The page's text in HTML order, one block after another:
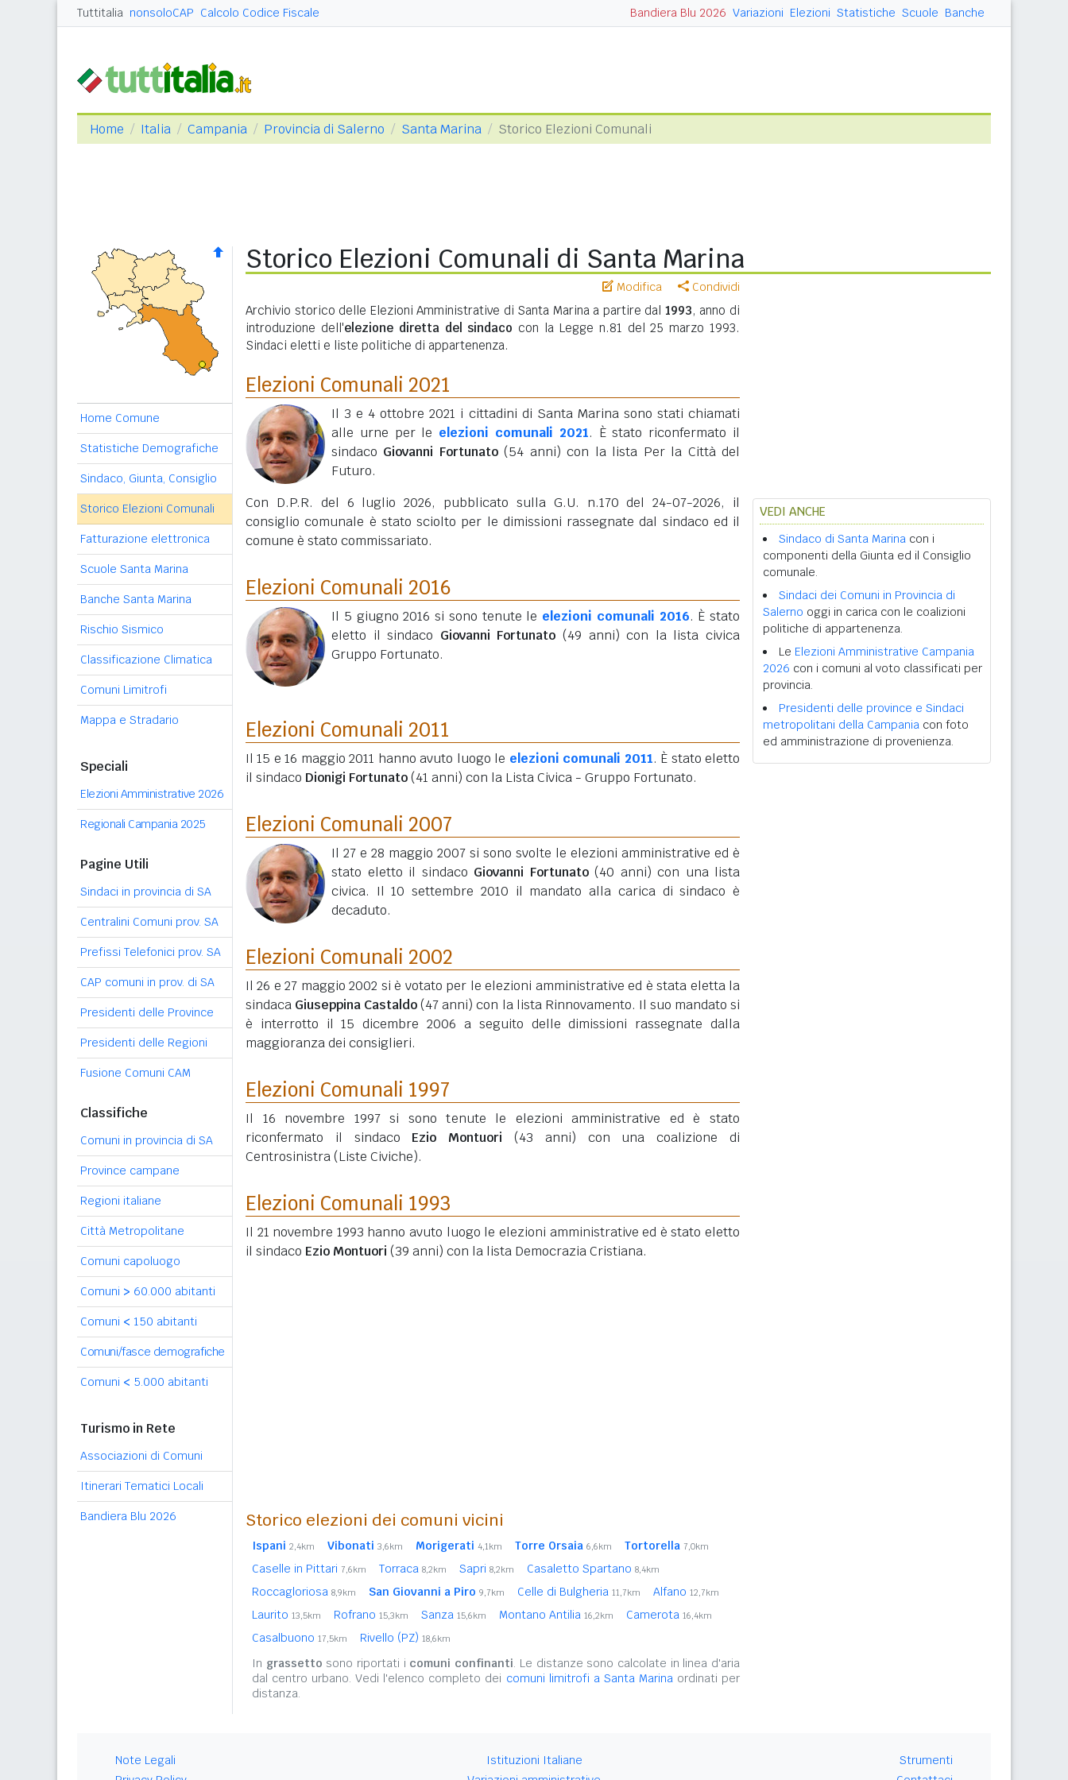
Tuttitalia nonsoloCAP Calcolo Codice Fiscale Bandiera Blu 2026 Variazioni Elezioni Statistiche Scuole Banche
Home Italia Campania Provincia di Salerno Santa Marina Storico Elezioni Comunali
Home Comune
Statistiche Demografiche
Sindaco, Giunta, Consiglio
Storico Elezioni Comunali
Fatturazione elettronica
Scuole Santa Marina
Banche Santa Marina
Rischio Sismico
Classificazione Climatica
Comuni Limitrofi
Mappa e Stradario
Speciali
Elezioni Amministrative 2026
Regionali Campania 2025
Pagine Utili
Sindaci in provincia di SA
Centralini Comuni prov. SA
Prefissi Telefonici prov. SA
CAP comuni in prov. di SA
Presidenti delle Province
Presidenti delle Regioni
Fusione Comuni CAM
Classifiche
Comuni in provincia di SA
Province campane
Regioni italiane
Città Metropolitane
Comuni capoluogo
Comuni > 60.000 abitanti
Comuni < 150 abitanti
Comuni/fasce demografiche
Comuni < 5.000 abitanti
Turismo in Rete
Associazioni di Comuni
Itinerari Tematici Locali
Bandiera Blu 2026
Storico Elezioni Comunali di Santa Marina
Modifica Condividi
Archivio storico delle Elezioni Amministrative di Santa Marina a partire dal 1993, anno di
introduzione dell'elezione diretta del sindaco con la Legge n.81 del 25 marzo 1993.
Sindaci eletti e liste politiche di appartenenza.
Elezioni Comunali 2021
Il 3 e 4 ottobre 2021 i cittadini di Santa Marina sono stati chiamati
alle urne per le elezioni comunali 2021. È stato riconfermato il
sindaco Giovanni Fortunato (54 anni) con la lista Per la Città del
Futuro.
Con D.P.R. del 6 luglio 2026, pubblicato sulla G.U. n.170 del 24-07-2026, il
consiglio comunale è stato sciolto per le dimissioni rassegnate dal sindaco ed il
comune è stato commissariato.
Elezioni Comunali 2016
Il 5 giugno 2016 si sono tenute le elezioni comunali 2016. È stato
eletto il sindaco Giovanni Fortunato (49 anni) con la lista civica
Gruppo Fortunato.
Elezioni Comunali 2011
Il 15 e 16 maggio 2011 hanno avuto luogo le elezioni comunali 2011. È stato eletto
il sindaco Dionigi Fortunato(41 anni) con la Lista Civica - Gruppo Fortunato.
Elezioni Comunali 2007
Il 27 e 28 maggio 2007 si sono svolte le elezioni amministrative ed è
stato eletto il sindaco Giovanni Fortunato (40 anni) con una lista
civica. Il 10 settembre 2010 il mandato alla carica di sindaco è
decaduto.
Elezioni Comunali 2002
Il 26 e 27 maggio 2002 si è votato per le elezioni amministrative ed è stata eletta la
sindaca Giuseppina Castaldo (47 anni) con la lista Rinnovamento. Il suo mandato si
è interrotto il 15 dicembre 2006 a seguito delle dimissioni rassegnate dalla
maggioranza dei consiglieri.
Elezioni Comunali 1997
Il 16 novembre 1997 si sono tenute le elezioni amministrative ed è stato
riconfermato il sindaco Ezio Montuori (43 anni) con una coalizione di
Centrosinistra (Liste Civiche).
Elezioni Comunali 1993
Il 21 novembre 1993 hanno avuto luogo le elezioni amministrative ed è stato eletto
il sindaco Ezio Montuori (39 anni) con la lista Democrazia Cristiana.
Storico elezioni dei comuni vicini
Ispani 2,4km Vibonati 3,6km Morigerati 4,1km Torre Orsaia 6,6km Tortorella 7,0km
Caselle in Pittari 7,6km Torraca 8,2km Sapri 8,2km Casaletto Spartano 8,4km
Roccagloriosa 8,9km San Giovanni a Piro 9,7km Celle di Bulgheria 11,7km Alfano 12,7km
Laurito 13,5km Rofrano 15,3km Sanza 15,6km Montano Antilia 16,2km Camerota 16,4km
Casalbuono 17,5km Rivello (PZ) 18,6km
In grassetto sono riportati i comuni confinanti. Le distanze sono calcolate in linea d'aria
dal centro urbano. Vedi l'elenco completo dei comuni limitrofi a Santa Marinaordinati per
distanza.
VEDI ANCHE
Sindaco di Santa Marina con i
componenti della Giunta ed il Consiglio
comunale.
Sindaci dei Comuni in Provincia di
Salerno oggi in carica con le coalizioni
politiche di appartenenza.
Le Elezioni Amministrative Campania
2026 con i comuni al voto classificati per
provincia.
Presidenti delle province e Sindaci
metropolitani della Campania con foto
ed amministrazione di provenienza.
Note Legali
Istituzioni Italiane
Strumenti